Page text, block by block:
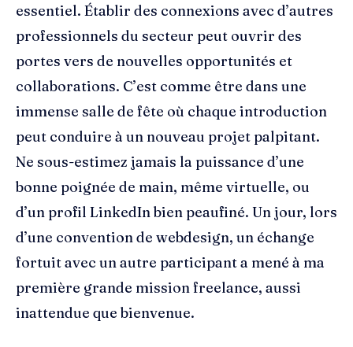
essentiel. Établir des connexions avec d’autres
professionnels du secteur peut ouvrir des
portes vers de nouvelles opportunités et
collaborations. C’est comme être dans une
immense salle de fête où chaque introduction
peut conduire à un nouveau projet palpitant.
Ne sous-estimez jamais la puissance d’une
bonne poignée de main, même virtuelle, ou
d’un profil LinkedIn bien peaufiné. Un jour, lors
d’une convention de webdesign, un échange
fortuit avec un autre participant a mené à ma
première grande mission freelance, aussi
inattendue que bienvenue.